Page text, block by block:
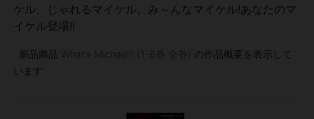
ケル、じゃれるマイケル。み～んなマイケル!あなたのマ
イケル登場!!
新品商品
の作品概要を表示して
います